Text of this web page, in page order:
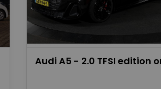
Audi A5 - 2.0 TFSI edition